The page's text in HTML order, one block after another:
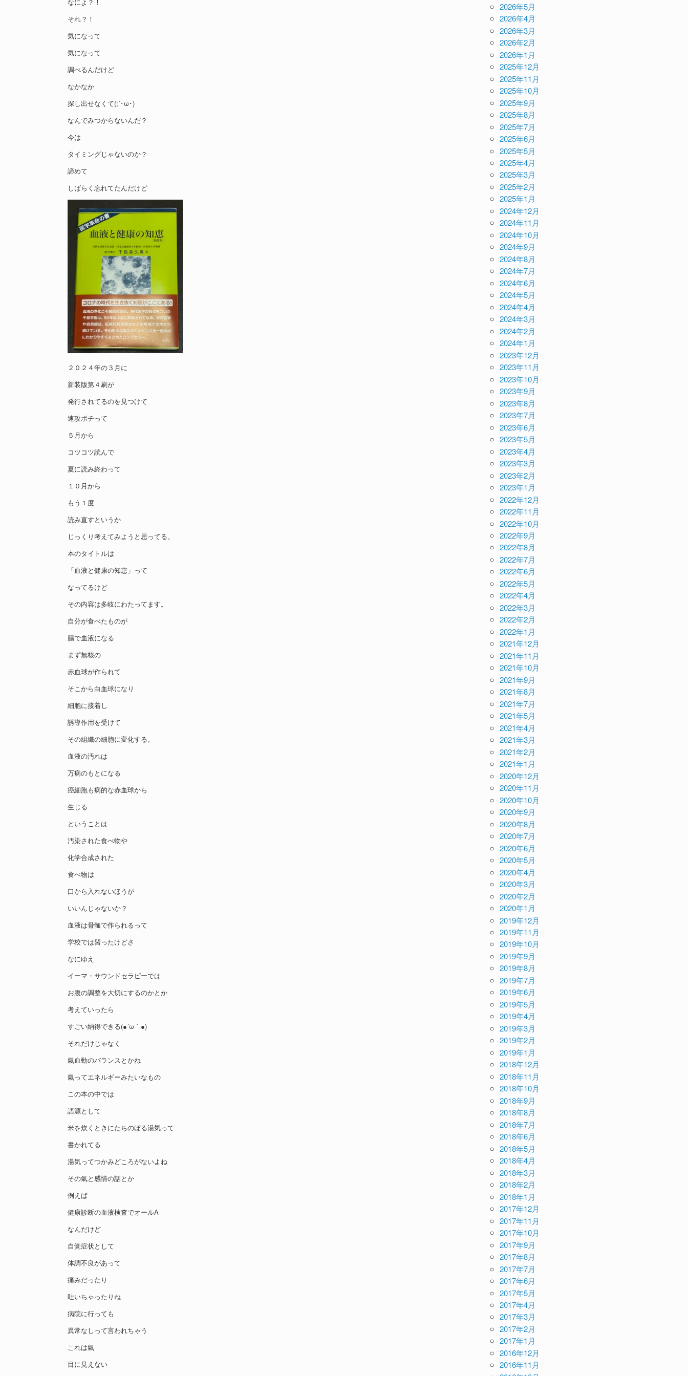
それ？！
気になって
気になって
調べるんだけど
なかなか
探し出せなくて(;´･ω･)
なんでみつからないんだ？
今は
タイミングじゃないのか？
諦めて
しばらく忘れてたんだけど
２０２４年の３月に
新装版第４刷が
発行されてるのを見つけて
速攻ポチって
５月から
コツコツ読んで
夏に読み終わって
１０月から
もう１度
読み直すというか
じっくり考えてみようと思ってる。
本のタイトルは
「血液と健康の知恵」って
なってるけど
その内容は多岐にわたってます。
自分が食べたものが
腸で血液になる
まず無核の
赤血球が作られて
そこから白血球になり
細胞に接着し
誘導作用を受けて
その組織の細胞に変化する。
血液の汚れは
万病のもとになる
癌細胞も病的な赤血球から
生じる
ということは
汚染された食べ物や
化学合成された
食べ物は
口から入れないほうが
いいんじゃないか？
血液は骨髄で作られるって
学校では習ったけどさ
なにゆえ
イーマ・サウンドセラピーでは
お腹の調整を大切にするのかとか
考えていったら
すごい納得できる(●´ω｀●)
それだけじゃなく
氣血動のバランスとかね
氣ってエネルギーみたいなもの
この本の中では
語源として
米を炊くときにたちのぼる湯気って
書かれてる
湯気ってつかみどころがないよね
その氣と感情の話とか
例えば
健康診断の血液検査でオールA
なんだけど
自覚症状として
体調不良があって
痛みだったり
吐いちゃったりね
病院に行っても
異常なしって言われちゃう
これは氣
目に見えない
2026年5月
2026年4月
2026年3月
2026年2月
2026年1月
2025年12月
2025年11月
2025年10月
2025年9月
2025年8月
2025年7月
2025年6月
2025年5月
2025年4月
2025年3月
2025年2月
2025年1月
2024年12月
2024年11月
2024年10月
2024年9月
2024年8月
2024年7月
2024年6月
2024年5月
2024年4月
2024年3月
2024年2月
2024年1月
2023年12月
2023年11月
2023年10月
2023年9月
2023年8月
2023年7月
2023年6月
2023年5月
2023年4月
2023年3月
2023年2月
2023年1月
2022年12月
2022年11月
2022年10月
2022年9月
2022年8月
2022年7月
2022年6月
2022年5月
2022年4月
2022年3月
2022年2月
2022年1月
2021年12月
2021年11月
2021年10月
2021年9月
2021年8月
2021年7月
2021年5月
2021年4月
2021年3月
2021年2月
2021年1月
2020年12月
2020年11月
2020年10月
2020年9月
2020年8月
2020年7月
2020年6月
2020年5月
2020年4月
2020年3月
2020年2月
2020年1月
2019年12月
2019年11月
2019年10月
2019年9月
2019年8月
2019年7月
2019年6月
2019年5月
2019年4月
2019年3月
2019年2月
2019年1月
2018年12月
2018年11月
2018年10月
2018年9月
2018年8月
2018年7月
2018年6月
2018年5月
2018年4月
2018年3月
2018年2月
2018年1月
2017年12月
2017年11月
2017年10月
2017年9月
2017年8月
2017年7月
2017年6月
2017年5月
2017年4月
2017年3月
2017年2月
2017年1月
2016年12月
2016年11月